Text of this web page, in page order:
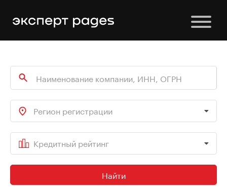
Регион регистрации
Кредитный рейтинг
Найти